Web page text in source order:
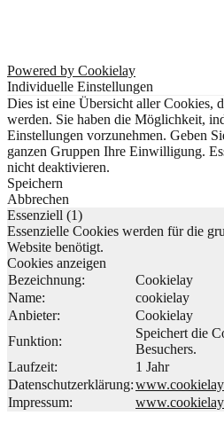
Powered by Cookielay
Individuelle Einstellungen
Dies ist eine Übersicht aller Cookies,
werden. Sie haben die Möglichkeit,
Einstellungen vorzunehmen. Geben
ganzen Gruppen Ihre Einwilligung.
nicht deaktivieren.
Speichern
Abbrechen
Essenziell (1)
Essenzielle Cookies werden für die
Website benötigt.
Cookies anzeigen
Bezeichnung:
Cookielay
Name:
cookielay
Anbieter:
Cookielay
Funktion:
Speichert die
Besuchers.
Laufzeit:
1 Jahr
Datenschutzerklärung:
Impressum: